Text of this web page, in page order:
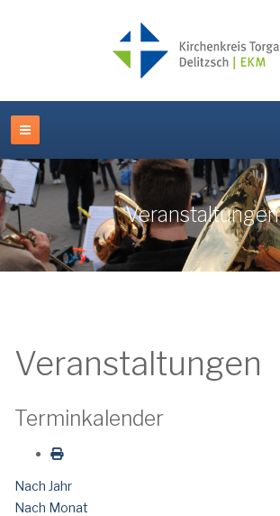
Veranstaltungen
Veranstaltungen
Terminkalender
Nach Jahr
Nach Monat